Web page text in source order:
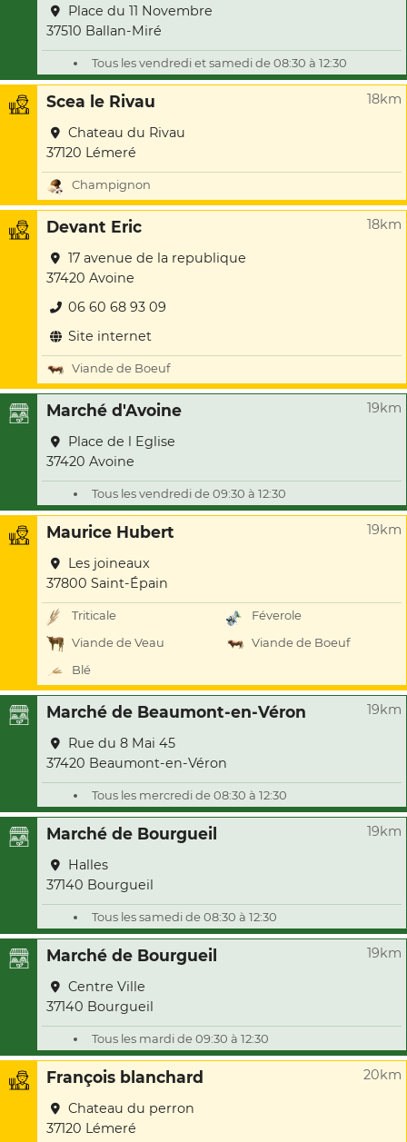
Place du 11 Novembre
37510 Ballan-Miré
Tous les vendredi et samedi de 08:30 à 12:30
Scea le Rivau 18km
Chateau du Rivau
37120 Lémeré
Champignon
Devant Eric 18km
17 avenue de la republique
37420 Avoine
06 60 68 93 09
Site internet
Viande de Boeuf
Marché d'Avoine 19km
Place de l Eglise
37420 Avoine
Tous les vendredi de 09:30 à 12:30
Maurice Hubert 19km
Les joineaux
37800 Saint-Épain
Triticale
Féverole
Viande de Veau
Viande de Boeuf
Blé
Marché de Beaumont-en-Véron 19km
Rue du 8 Mai 45
37420 Beaumont-en-Véron
Tous les mercredi de 08:30 à 12:30
Marché de Bourgueil 19km
Halles
37140 Bourgueil
Tous les samedi de 08:30 à 12:30
Marché de Bourgueil 19km
Centre Ville
37140 Bourgueil
Tous les mardi de 09:30 à 12:30
François blanchard 20km
Chateau du perron
37120 Lémeré